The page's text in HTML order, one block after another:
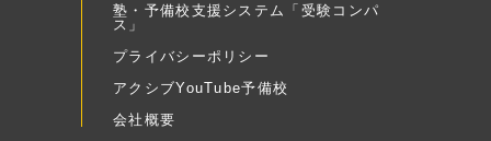
塾・予備校支援システム「受験コンパ
ス」
プライバシーポリシー
アクシブYouTube予備校
会社概要